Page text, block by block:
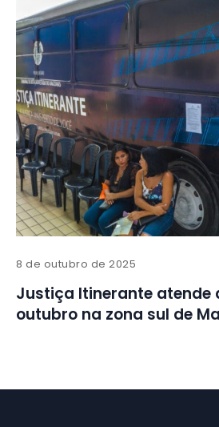
8 de outubro de 2025
Justiça Itinerante atende
outubro na zona sul de